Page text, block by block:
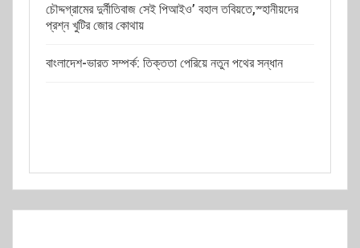
চৌদ্দগ্রামের দুর্নীতিবাজ সেই পিআইও’ বহাল তবিয়তে,স্হানীয়দের
প্রশ্ন খুটির জোর কোথায়
বাংলাদেশ-ভারত সম্পর্ক: তিক্ততা পেরিয়ে নতুন পথের সন্ধান